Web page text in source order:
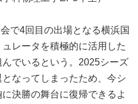
で4回目の出場となる横浜国
レータを積極的に活用した
でいるという。2025シーズ
なってしまったため、今シ
決勝の舞台に復帰できるよ